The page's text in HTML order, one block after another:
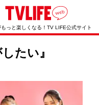
っと楽しくなる！TV LIFE公式サイト
たい』